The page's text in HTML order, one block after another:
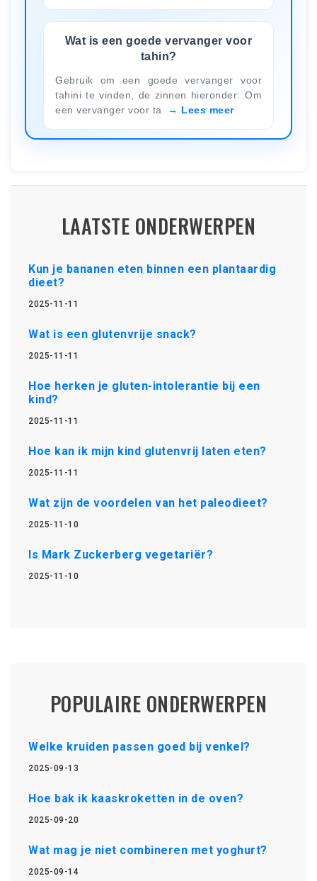
Wat is een goede vervanger voor
tahin?
Gebruik om een goede vervanger voor
tahini te vinden, de zinnen hieronder: Om
een vervanger voor ta
Lees meer
LAATSTE ONDERWERPEN
Kun je bananen eten binnen een plantaardig
dieet?
2025-11-11
Wat is een glutenvrije snack?
2025-11-11
Hoe herken je gluten-intolerantie bij een
kind?
2025-11-11
Hoe kan ik mijn kind glutenvrij laten eten?
2025-11-11
Wat zijn de voordelen van het paleodieet?
2025-11-10
Is Mark Zuckerberg vegetariër?
2025-11-10
POPULAIRE ONDERWERPEN
Welke kruiden passen goed bij venkel?
2025-09-13
Hoe bak ik kaaskroketten in de oven?
2025-09-20
Wat mag je niet combineren met yoghurt?
2025-09-14